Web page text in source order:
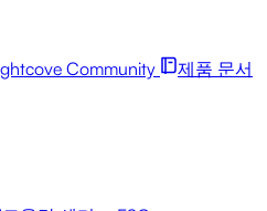
Community
제품 문서